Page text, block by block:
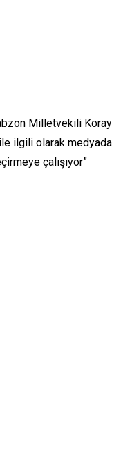
Milletvekili Koray
ilgili olarak medyada
çalışıyor”